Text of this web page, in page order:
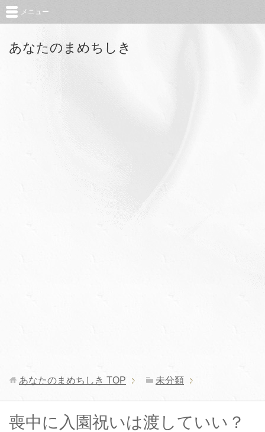
あなたのまめちしき
メニュー
あなたのまめちしき TOP 未分類
喪中に入園祝いは渡していい？